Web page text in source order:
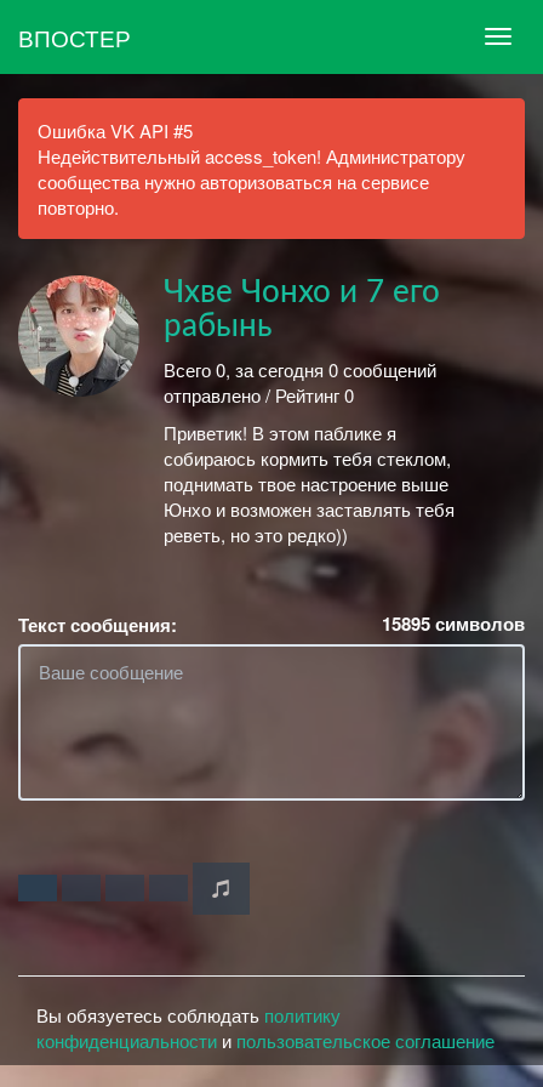
ВПОСТЕР
Ошибка VK API #5
Недействительный access_token! Администратору
сообщества нужно авторизоваться на сервисе
повторно.
Чхве Чонхо и 7 его
рабынь
Всего 0, за сегодня 0 сообщений
отправлено / Рейтинг 0
Приветик! В этом паблике я
собираюсь кормить тебя стеклом,
поднимать твое настроение выше
Юнхо и возможен заставлять тебя
реветь, но это редко))
Текст сообщения: 15895символов
Вы обязуетесь соблюдать политику
конфиденциальности и пользовательское соглашение